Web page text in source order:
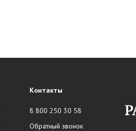
Контакты
8 800 250 30 58
Обратный звонок